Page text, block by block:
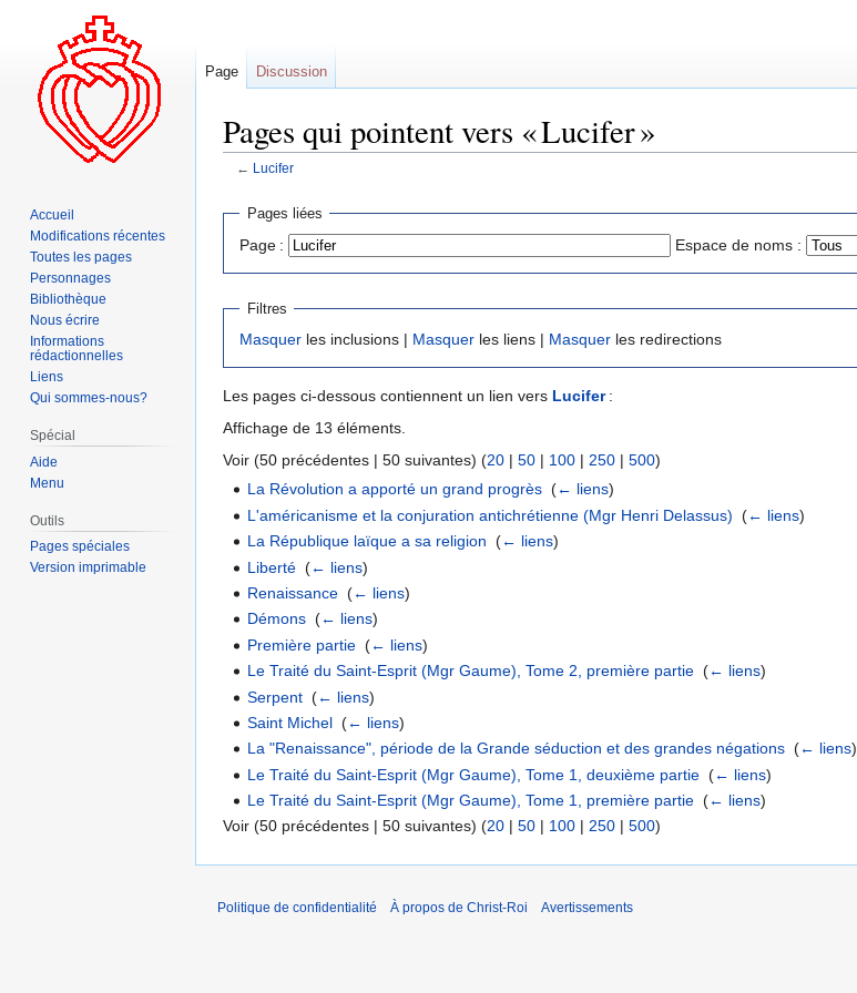
Pages qui pointent vers « Lucifer »
← Lucifer
Aller
navigation
Aller
recherche
Pages liées
Page : Espace de noms :
Filtres
Masquer les inclusions | Masquer les liens | Masquer les redirections
Les pages ci-dessous contiennent un lien vers Lucifer:
Affichage de 13 éléments.
Voir (50 précédentes | 50 suivantes) (20 | 50 | 100 | 250 | 500)
La Révolution a apporté un grand progrès ‎(← liens)
L'américanisme et la conjuration antichrétienne (Mgr Henri Delassus) ‎(← liens)
La République laïque a sa religion ‎(← liens)
Liberté ‎(← liens)
Renaissance ‎(← liens)
Démons ‎(← liens)
Première partie ‎(← liens)
Le Traité du Saint-Esprit (Mgr Gaume), Tome 2, première partie ‎(← liens)
Serpent ‎(← liens)
Saint Michel ‎(← liens)
La "Renaissance", période de la Grande séduction et des grandes négations ‎(← liens)
Le Traité du Saint-Esprit (Mgr Gaume), Tome 1, deuxième partie ‎(← liens)
Le Traité du Saint-Esprit (Mgr Gaume), Tome 1, première partie ‎(← liens)
Voir (50 précédentes | 50 suivantes) (20 | 50 | 100 | 250 | 500)
Page Discussion
Accueil
Modifications récentes
Toutes les pages
Personnages
Bibliothèque
Nous écrire
Informations
rédactionnelles
Liens
Qui sommes-nous?
Spécial
Aide
Menu
Outils
Pages spéciales
Version imprimable
Politique de confidentialité À propos de Christ-Roi Avertissements